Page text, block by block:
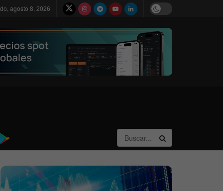
agosto 8, 2026